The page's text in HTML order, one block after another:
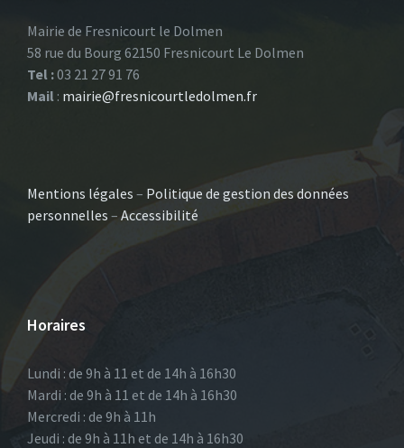
Mairie de Fresnicourt le Dolmen
58 rue du Bourg 62150 Fresnicourt Le Dolmen
Tel :03 21 27 91 76
Mail : mairie@fresnicourtledolmen.fr
Mentions légales – Politique de gestion des données
personnelles – Accessibilité
Horaires
Lundi : de 9h à 11 et de 14h à 16h30
Mardi : de 9h à 11 et de 14h à 16h30
Mercredi : de 9h à 11h
Jeudi : de 9h à 11h et de 14h à 16h30